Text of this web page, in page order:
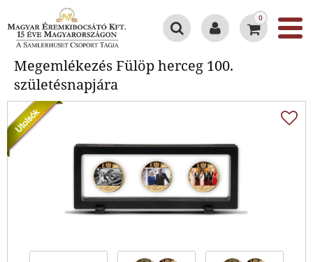
0
Megemlékezés Fülöp herceg 100.
születésnapjára
Megemlékezés Fülöp herceg 100.
születésnapjára